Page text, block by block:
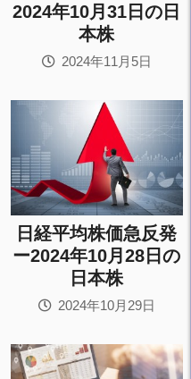
2024年10月31日の日
本株
2024年11月5日
日経平均株価急反発
ー2024年10月28日の
日本株
2024年10月29日